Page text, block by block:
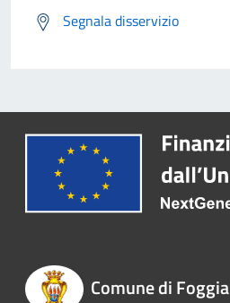
Segnala disservizio
Comune di Foggia